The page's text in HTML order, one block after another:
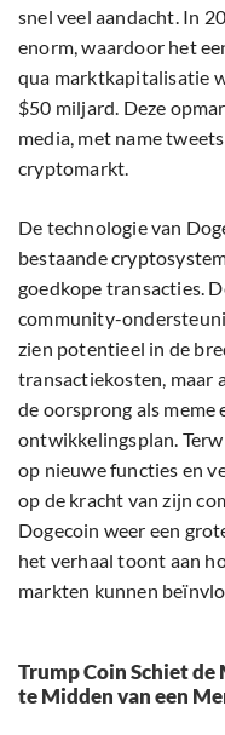
snel veel aandacht. In
enorm, waardoor het
qua marktkapitalisatie
$50 miljard. Deze
media, met name
cryptomarkt.
De technologie van
bestaande
goedkope transacties.
community-
zien potentieel in de
transactiekosten, maar
de oorsprong als meme
ontwikkelingsplan.
op nieuwe functies en
op de kracht van zijn
Dogecoin weer een
het verhaal toont aan
markten kunnen
Trump Coin Schiet
te Midden van een